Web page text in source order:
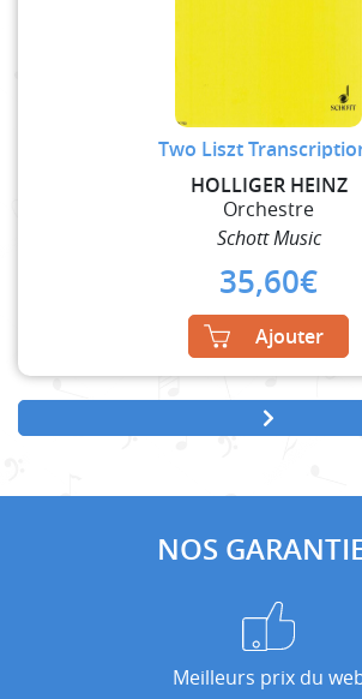
Two Liszt
HOLLIGER HEINZ
Orchestre
Schott Music
35,60€
Ajouter
NOS
Meilleurs prix du